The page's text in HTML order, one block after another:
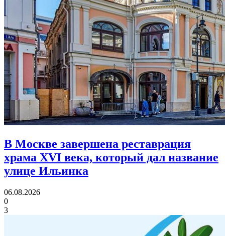
В Москве завершена реставрация
храма XVI века, который дал название
улице Ильинка
06.08.2026
0
3